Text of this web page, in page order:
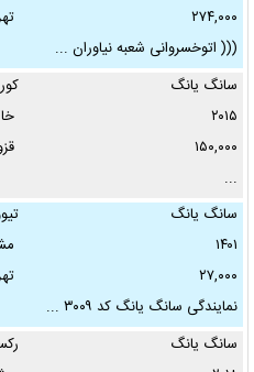
۲۷۴,۰۰۰
((( اتوخسروانی شعبه نیاوران ...
سانگ یانگ
۲۰۱۵
۱۵۰,۰۰۰
...
سانگ یانگ
۱۴۰۱
۲۷,۰۰۰
نمایندگی سانگ یانگ کد ۳۰۰۹ ...
سانگ یانگ